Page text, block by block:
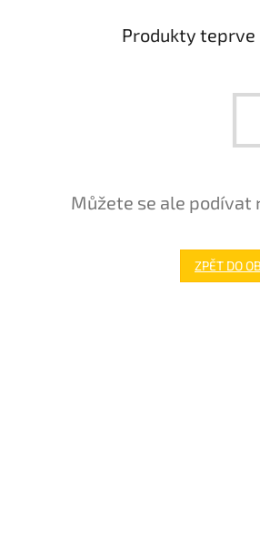
Produkty
Můžete se ale
ZPĚT DO